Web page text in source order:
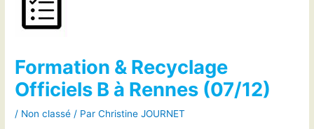
Formation & Recyclage
Officiels B à Rennes (07/12)
/ Non classé / ParChristine JOURNET